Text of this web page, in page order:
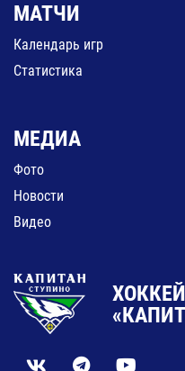
МАТЧИ
Календарь игр
Статистика
МЕДИА
Фото
Новости
Видео